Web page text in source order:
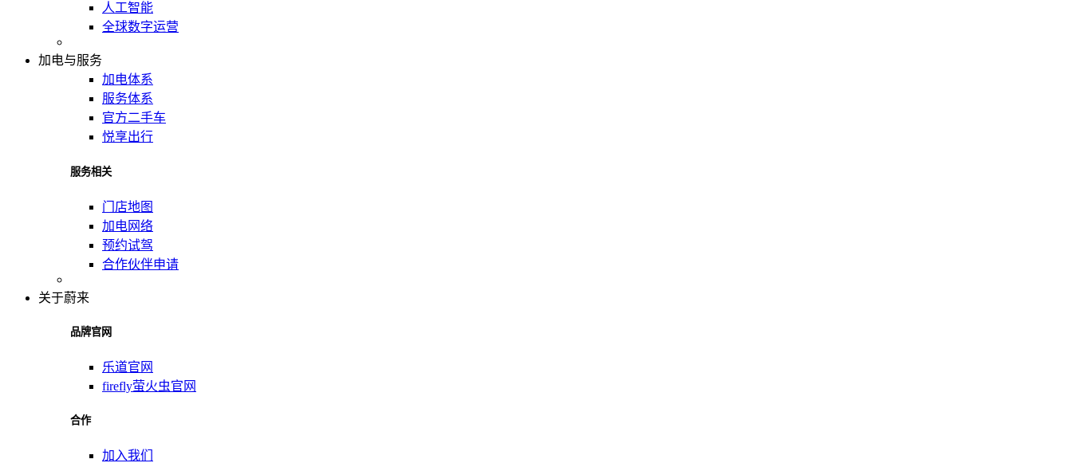
人工智能
全球数字运营
加电与服务
加电体系
服务体系
官方二手车
悦享出行
服务相关
门店地图
加电网络
预约试驾
合作伙伴申请
关于蔚来
品牌官网
乐道官网
firefly萤火虫官网
合作
加入我们